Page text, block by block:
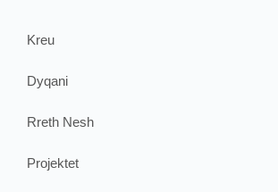
Kreu
Dyqani
Rreth Nesh
Projektet